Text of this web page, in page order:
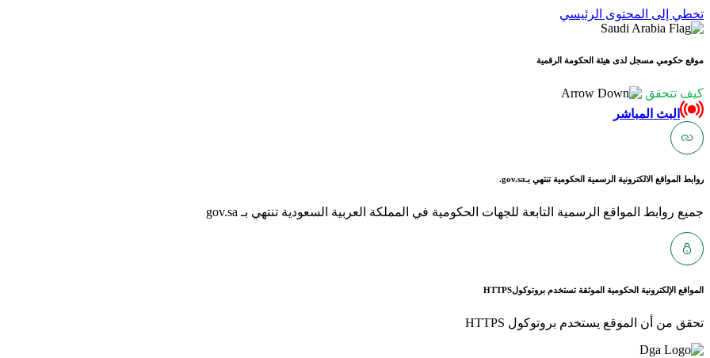
تخطي إلى المحتوى الرئيسي
موقع حكومي مسجل لدى هيئة الحكومة الرقمية
كيف تتحقق
البث المباشر
روابط المواقع الالكترونية الرسمية الحكومية تنتهي بـgov.sa.
جميع روابط المواقع الرسمية التابعة للجهات الحكومية في المملكة العربية السعودية تنتهي بـ gov.sa
المواقع الإلكترونية الحكومية الموثقة تستخدم بروتوكولHTTPS
تحقق من أن الموقع يستخدم بروتوكول HTTPS